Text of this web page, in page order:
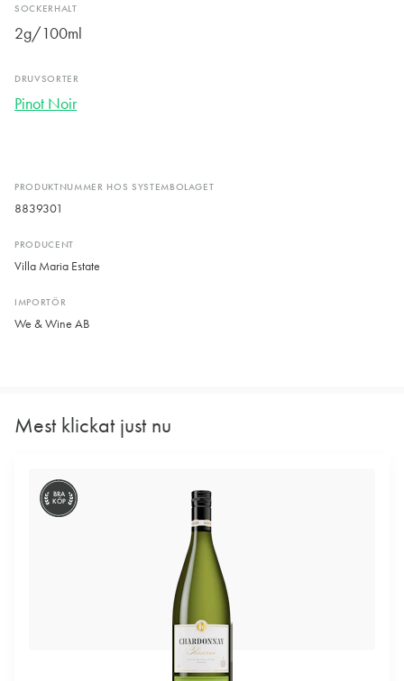
PRODUKTNUMMER HOS SYSTEMBOLAGET
8839301
PRODUCENT
Villa Maria Estate
IMPORTÖR
We & Wine AB
SOCKERHALT
2g/100ml
DRUVSORTER
Pinot Noir
Mest klickat just nu
BRA
KÖP